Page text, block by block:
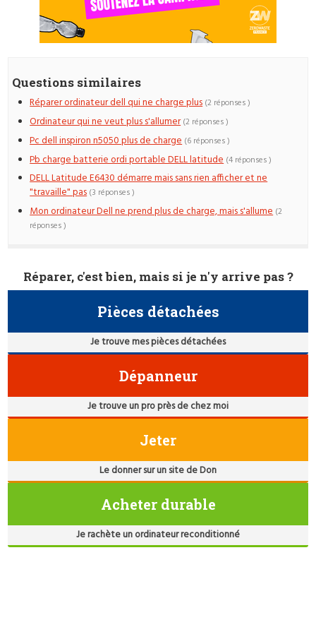
Questions similaires
Réparer ordinateur dell qui ne charge plus (2 réponses )
Ordinateur qui ne veut plus s'allumer (2 réponses )
Pc dell inspiron n5050 plus de charge (6 réponses )
Pb charge batterie ordi portable DELL latitude (4 réponses )
DELL Latitude E6430 démarre mais sans rien afficher et ne
"travaille" pas (3 réponses )
Mon ordinateur Dell ne prend plus de charge, mais s'allume (2
réponses )
Réparer, c'est bien, mais si je n'y arrive pas ?
Pièces détachées
Je trouve mes pièces détachées
Dépanneur
Je trouve un pro près de chez moi
Jeter
Le donner sur un site de Don
Acheter durable
Je rachète un ordinateur reconditionné